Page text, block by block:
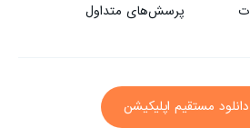
پرسش‌های متداول
دانلود مستقیم اپلیکیشن